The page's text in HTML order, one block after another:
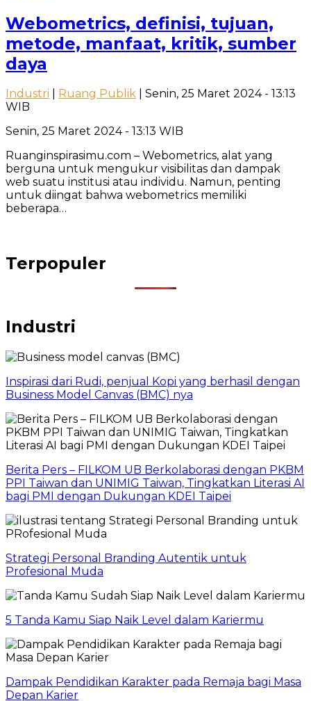
Webometrics, definisi, tujuan,
metode, manfaat, kritik, sumber
daya
Industri Ruang Publik | Senin, 25 Maret 2024 - 13:13
WIB
Senin, 25 Maret 2024 - 13:13 WIB
Ruanginspirasimu.com – Webometrics, alat yang
berguna untuk mengukur visibilitas dan dampak
web suatu institusi atau individu. Namun, penting
untuk diingat bahwa webometrics memiliki
beberapa…
Terpopuler
Industri
Inspirasi dari Rudi, penjual Kopi yang berhasil dengan
Business Model Canvas (BMC) nya
Berita Pers – FILKOM UB Berkolaborasi dengan PKBM
PPI Taiwan dan UNIMIG Taiwan, Tingkatkan Literasi AI
bagi PMI dengan Dukungan KDEI Taipei
Strategi Personal Branding Autentik untuk
Profesional Muda
5 Tanda Kamu Siap Naik Level dalam Kariermu
Dampak Pendidikan Karakter pada Remaja bagi Masa
Depan Karier